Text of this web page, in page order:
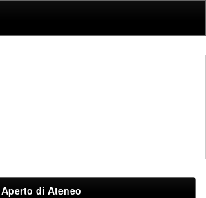
di Ateneo